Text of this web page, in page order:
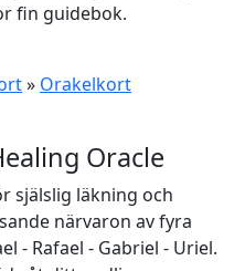
fin guidebok.
» Orakelkort
Oracle
själslig läkning och
närvaron av fyra
- Rafael - Gabriel - Uriel.